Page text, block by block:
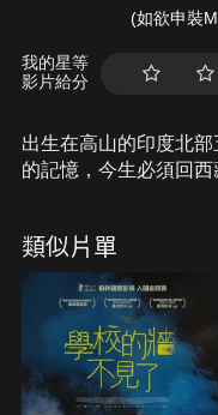
(如欲申裝
我的星等
影片給分
出生在高山的印度北
的記憶，今生必須回
被棲居的寺院趕出來。
敬愛他的老僧烏金，
日常充滿了溫暖......
類似片單